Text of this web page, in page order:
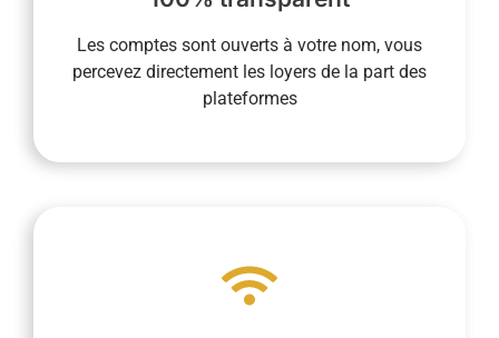
Les comptes sont ouverts à votre nom, vous
percevez directement les loyers de la part des
plateformes
La transparence est essentielle pour nous.
Les comptes ouverts à votre nom vous
permettent d’être le destinataire direct des
à toutes les étapes de la vie quotidienne pour
vous faciliter la vie.